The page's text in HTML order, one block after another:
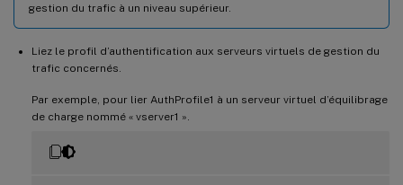
gestion du trafic à un niveau supérieur.
Liez le profil d’authentification aux serveurs virtuels de gestion du
trafic concernés.
Par exemple, pour lier AuthProfile1 à un serveur virtuel d’équilibrage
de charge nommé « vserver1 ».